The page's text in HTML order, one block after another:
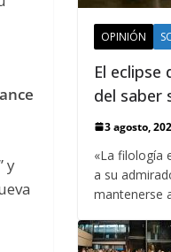
y
OPINIÓN
El eclipse
del saber
3 agosto,
«La filología
a su
mantenerse